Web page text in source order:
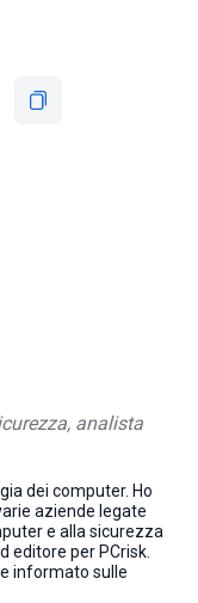
analista
dei computer. Ho
aziende legate
e alla sicurezza
editore per PCrisk.
informato sulle